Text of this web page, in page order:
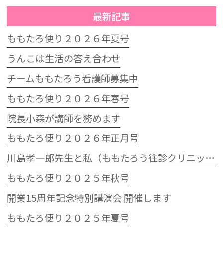
最新記事
ももたろ便り２０２６年夏号
うんこは生活の答え合わせ
チームももたろう看護師募集中
ももたろ便り２０２６年春号
院長小森が講師を務めます
ももたろ便り２０２６年正月号
川島孝一郎先生と私（ももたろう往診クリニック開院15周年記念特別講演会）
ももたろ便り２０２５年秋号
開業15周年記念特別講演会 開催します
ももたろ便り２０２５年夏号